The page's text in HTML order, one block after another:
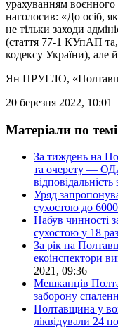
урахуванням воєнного
наголосив: «До осіб,
не тільки заходи
(стаття 77-1 КУпАП та,
кодексу України), але
Ян ПРУГЛО,
20 березня 2022, 10:01
Матеріали по
За тиждень на
та очерету —
Уряд
сухостою до
Набув чинності
сухостою у 18
За рік на
екоінспектори
2021, 09:36
Мешканців
заборону
Полтавщина у
ліквідували 24